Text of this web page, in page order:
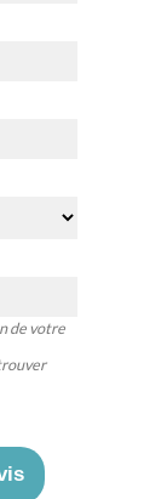
de votre